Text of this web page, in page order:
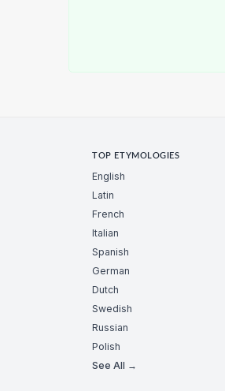
TOP ETYMOLOGIES
English
Latin
French
Italian
Spanish
German
Dutch
Swedish
Russian
Polish
See All →